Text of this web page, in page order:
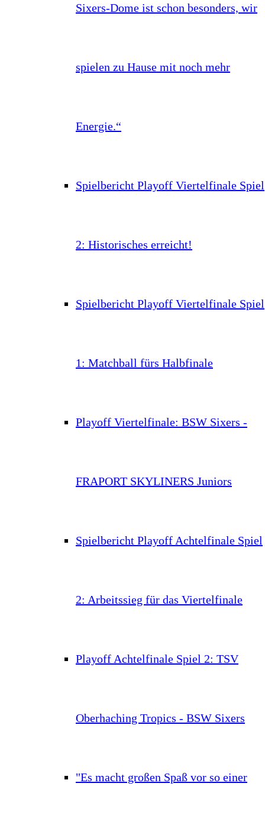
Sixers-Dome ist schon besonders, wir
spielen zu Hause mit noch mehr
Energie.“
Spielbericht Playoff Viertelfinale Spiel
2: Historisches erreicht!
Spielbericht Playoff Viertelfinale Spiel
1: Matchball fürs Halbfinale
Playoff Viertelfinale: BSW Sixers -
FRAPORT SKYLINERS Juniors
Spielbericht Playoff Achtelfinale Spiel
2: Arbeitssieg für das Viertelfinale
Playoff Achtelfinale Spiel 2: TSV
Oberhaching Tropics - BSW Sixers
"Es macht großen Spaß vor so einer